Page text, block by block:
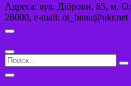
Адреса: вул. Діброви, 85, м.
28000, e-mail: ot_bnau@ukr.net
Поиск…